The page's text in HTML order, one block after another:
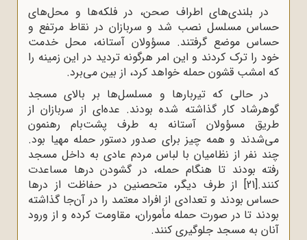
در بلندى‌هاى اطراف صحن، در فلکه‌ها و محل‌هاى
حساس مسلسل نصب ‌شد و سربازان در نقاط مرتفع و
حساس موضع ‌گرفتند. مسؤولان آستانه، محل خدمت
خود را ترک ‌کردند و این امر هرگونه تردید در این زمینه را
که امشب قشون حمله خواهد کرد، از بین مى‌برد.
در حالی که تیربارها و مسلسل‌ها بر بالاى مسجد
گوهرشاد کار گذاشته شده بودند. عده‌اى از سربازان از
طریق مسؤولان آستانه به طرف پشت‌بام رهنمون
مى‌شدند و همه چیز براى صدور دستور حمله مهیا بود.
چند نفر از نظامیان با لباس مردم عادى به داخل مسجد
رفته بودند تا هنگام حمله، در گشودن درها مساعدت
کنند.[21] از طرف دیگر، متحصنین در حفاظت از درها
حساس بودند و تعدادى از افراد معتمد را در آن‌جا گذاشته
بودند تا در صورت حمله مأموران، مقاومت کرده و از ورود
آنان به مسجد جلوگیرى کنند.